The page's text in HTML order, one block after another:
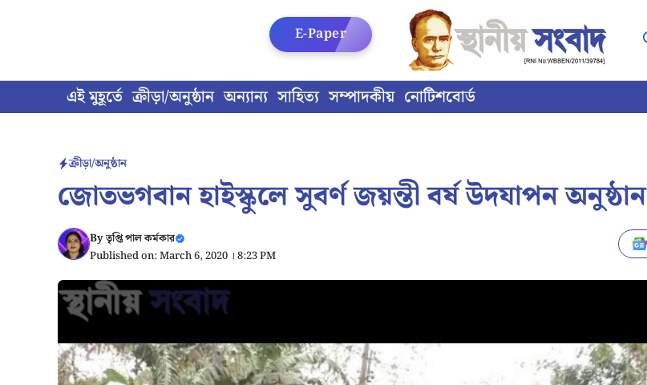
এই মুহূর্তে ক্রীড়া/অনুষ্ঠান অন্যান্য সাহিত্য সম্পাদকীয় নোটিশবোর্ড
E-Paper
ক্রীড়া/অনুষ্ঠান
জোতভগবান হাইস্কুলে সুবর্ণ জয়ন্তী বর্ষ উদযাপন অনুষ্ঠান
Byতৃপ্তি পাল কর্মকার
Published on: March 6, 2020 । 8:23 PM